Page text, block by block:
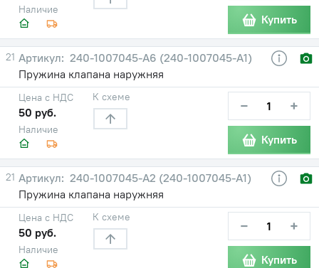
Наличие
Купить
21
240-1007045-А6 (240-1007045-А1)
Пружина клапана наружняя
Наличие
Цена с НДС
50 руб.
К схеме − +
Купить
21
240-1007045-А2 (240-1007045-А1)
Пружина клапана наружняя
Наличие
Цена с НДС
50 руб.
К схеме − +
Купить